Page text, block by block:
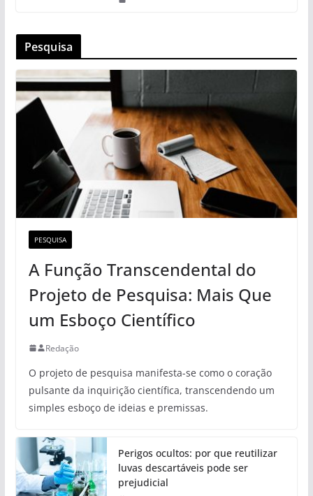
Pesquisa
PESQUISA
A Função Transcendental do
Projeto de Pesquisa: Mais Que
um Esboço Científico
Redação
O projeto de pesquisa manifesta-se como o coração
pulsante da inquirição científica, transcendendo um
simples esboço de ideias e premissas.
Perigos ocultos: por que reutilizar
luvas descartáveis pode ser
prejudicial